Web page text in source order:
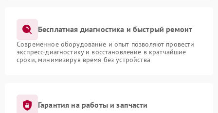
Бесплатная диагностика и быстрый ремонт
Современное оборудование и опыт позволяют провести
экспресс-диагностику и восстановление в кратчайшие
сроки, минимизируя время без устройства
Гарантия на работы и запчасти